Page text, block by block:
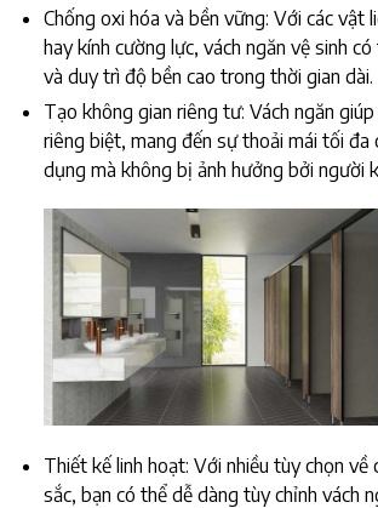
Chống oxi hóa và bền vững: Với các vật
hay kính cường lực, vách ngăn vệ sinh
và duy trì độ bền cao trong thời gian dài.
Tạo không gian riêng tư: Vách ngăn
riêng biệt, mang đến sự thoải mái tối đa
dụng mà không bị ảnh hưởng bởi người
Thiết kế linh hoạt: Với nhiều tùy chọn về
sắc, bạn có thể dễ dàng tùy chỉnh vách